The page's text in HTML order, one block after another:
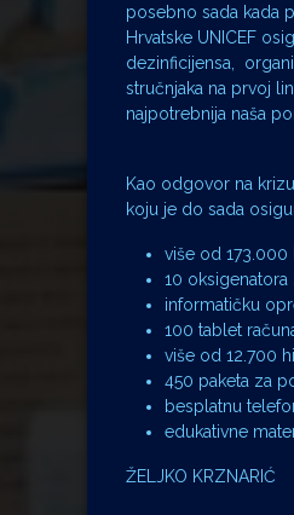
posebno sada kada
Hrvatske UNICEF
dezinficijensa,
stručnjaka na prvoj
najpotrebnija naša
Kao odgovor na
koju je do sada
više od 173.000
10 oksigenatora
informatičku
100 tablet
više od 12.700
450 paketa za
besplatnu
edukativne
ŽELJKO KRZNARIĆ